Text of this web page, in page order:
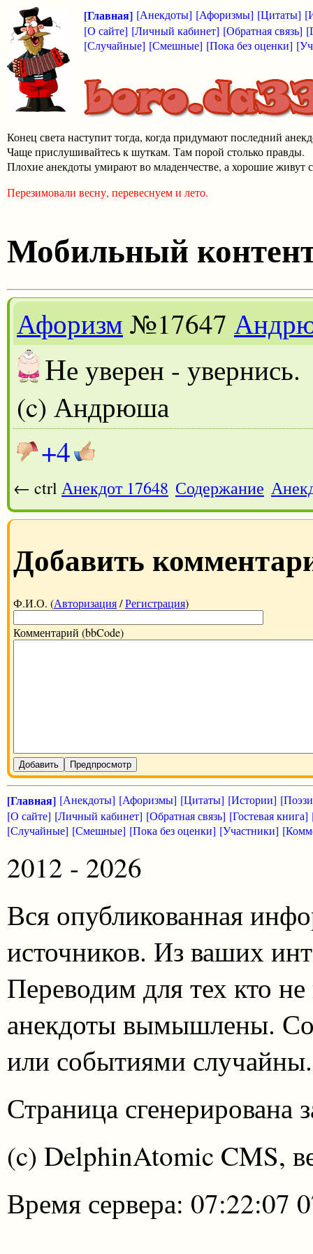
[Главная] [Анекдоты] [Афоризмы] [Цитаты]
[О сайте] [Личный кабинет] [Обратная связь]
[Случайные] [Смешные] [Пока без оценки]
Конец света наступит тогда, когда придумают последний
Чаще прислушивайтесь к шуткам. Там порой столько правды.
Плохие анекдоты умирают во младенчестве, а хорошие живут
Перезимовали весну, перевеснуем и лето.
Мобильный
Афоризм №17647
Не уверен - увернись.
(c) Андрюша
+4
← ctrl Анекдот 17648 Содержание
Добавить
Ф.И.О. (Авторизация/Регистрация)
Комментарий (bbCode)
Добавить Предпросмотр
[Главная] [Анекдоты] [Афоризмы] [Цитаты] [Истории]
[О сайте] [Личный кабинет] [Обратная связь] [Гостевая книга]
[Случайные] [Смешные] [Пока без оценки] [Участники]
2012 - 2026
Вся опубликованная
источников. Из ваших
Переводим для тех кто
анекдоты вымышлены.
или событиями случайны.
Страница сгенерирована
(c) DelphinAtomic CMS,
Время сервера: 07:22:07